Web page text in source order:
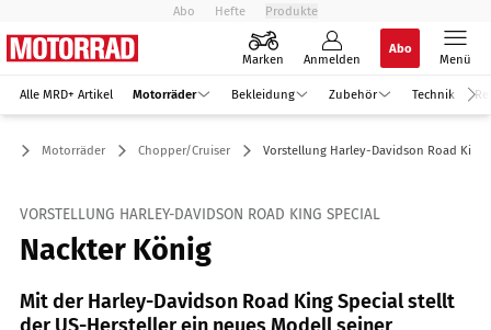
Abo Hefte Produkte
Marken Anmelden
Abo
Menü
Alle MRD+ Artikel Motorräder Bekleidung Zubehör Technik
Motorräder Chopper/Cruiser Vorstellung Harley-Davidson Road King
VORSTELLUNG HARLEY-DAVIDSON ROAD KING SPECIAL
Nackter König
Mit der Harley-Davidson Road King Special stellt
der US-Hersteller ein neues Modell seiner